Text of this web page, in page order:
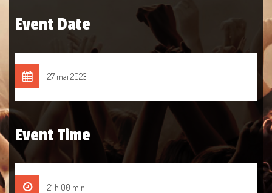
Event Date
27 mai 2023
Event Time
21 h 00 min